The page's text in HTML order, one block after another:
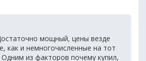
мощный, цены везде
как и немногочисленные на тот
из факторов почему купил,